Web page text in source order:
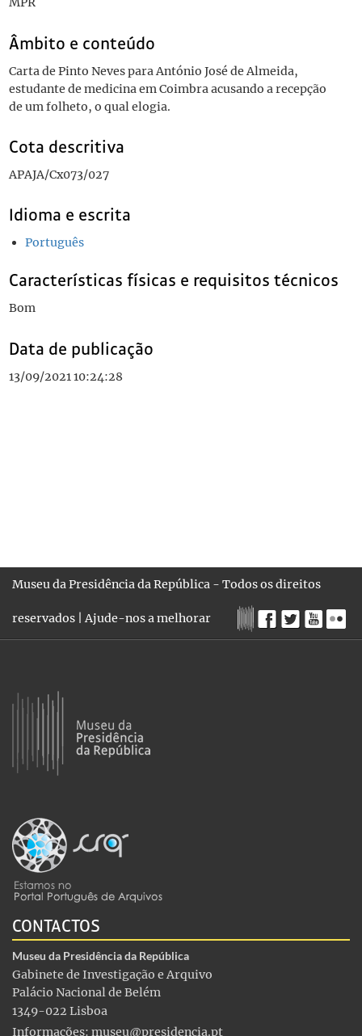
Âmbito e conteúdo
Carta de Pinto Neves para António José de Almeida,
estudante de medicina em Coimbra acusando a recepção
de um folheto, o qual elogia.
Cota descritiva
APAJA/Cx073/027
Idioma e escrita
Português
Características físicas e requisitos técnicos
Bom
Data de publicação
13/09/2021 10:24:28
Museu da Presidência da República - Todos os direitos
reservados |Ajude-nos a melhorar
CONTACTOS
Museu da Presidência da República
Gabinete de Investigação e Arquivo
Palácio Nacional de Belém
1349-022 Lisboa
Informações: museu@presidencia.pt